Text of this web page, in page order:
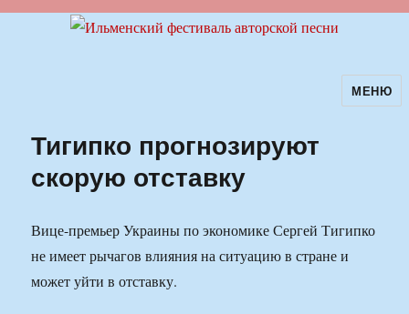
Ильменский фестиваль авторскойМЕНЮ
Тигипко прогнозируют
скорую отставку
Вице-премьер Украины по экономике Сергей Тигипко
не имеет рычагов влияния на ситуацию в стране и
может уйти в отставку.